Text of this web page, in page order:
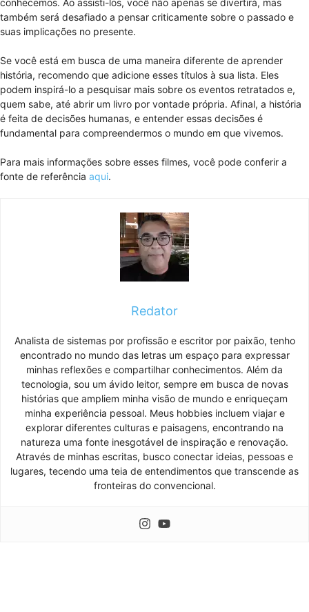
também será desafiado a pensar criticamente sobre o passado e
suas implicações no presente.
Se você está em busca de uma maneira diferente de aprender
história, recomendo que adicione esses títulos à sua lista. Eles
podem inspirá-lo a pesquisar mais sobre os eventos retratados e,
quem sabe, até abrir um livro por vontade própria. Afinal, a história
é feita de decisões humanas, e entender essas decisões é
fundamental para compreendermos o mundo em que vivemos.
Para mais informações sobre esses filmes, você pode conferir a
fonte de referência aqui.
Redator
Analista de sistemas por profissão e escritor por paixão, tenho
encontrado no mundo das letras um espaço para expressar
minhas reflexões e compartilhar conhecimentos. Além da
tecnologia, sou um ávido leitor, sempre em busca de novas
histórias que ampliem minha visão de mundo e enriqueçam
minha experiência pessoal. Meus hobbies incluem viajar e
explorar diferentes culturas e paisagens, encontrando na
natureza uma fonte inesgotável de inspiração e renovação.
Através de minhas escritas, busco conectar ideias, pessoas e
lugares, tecendo uma teia de entendimentos que transcende as
fronteiras do convencional.